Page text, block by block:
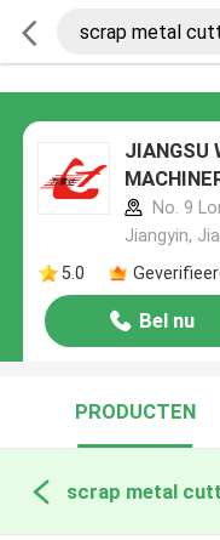
JIANGSU
No. 9
Jiangyin,
5.0
Bel nu
PRODUCTEN